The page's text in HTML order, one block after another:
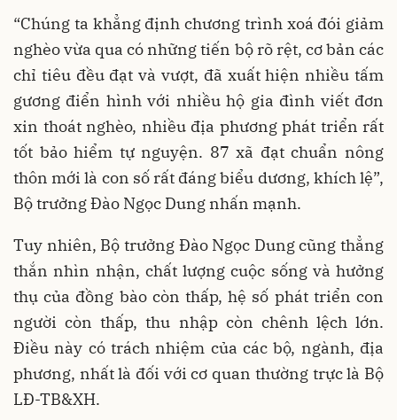
“Chúng ta khẳng định chương trình xoá đói giảm
nghèo vừa qua có những tiến bộ rõ rệt, cơ bản các
chỉ tiêu đều đạt và vượt, đã xuất hiện nhiều tấm
gương điển hình với nhiều hộ gia đình viết đơn
xin thoát nghèo, nhiều địa phương phát triển rất
tốt bảo hiểm tự nguyện. 87 xã đạt chuẩn nông
thôn mới là con số rất đáng biểu dương, khích lệ”,
Bộ trưởng Đào Ngọc Dung nhấn mạnh.
Tuy nhiên, Bộ trưởng Đào Ngọc Dung cũng thẳng
thắn nhìn nhận, chất lượng cuộc sống và hưởng
thụ của đồng bào còn thấp, hệ số phát triển con
người còn thấp, thu nhập còn chênh lệch lớn.
Điều này có trách nhiệm của các bộ, ngành, địa
phương, nhất là đối với cơ quan thường trực là Bộ
LĐ-TB&XH.